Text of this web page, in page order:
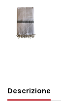
Descrizione